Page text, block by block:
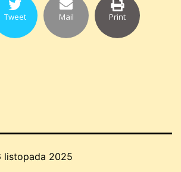
Tweet Mail Print
listopada 2025